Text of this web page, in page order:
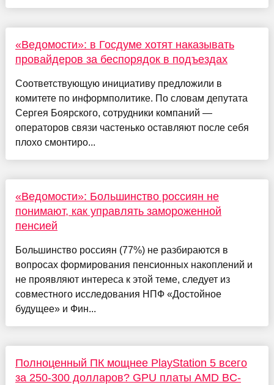
«Ведомости»: в Госдуме хотят наказывать
провайдеров за беспорядок в подъездах
Соответствующую инициативу предложили в
комитете по информполитике. По словам депутата
Сергея Боярского, сотрудники компаний —
операторов связи частенько оставляют после себя
плохо смонтиро...
«Ведомости»: Большинство россиян не
понимают, как управлять замороженной
пенсией
Большинство россиян (77%) не разбираются в
вопросах формирования пенсионных накоплений и
не проявляют интереса к этой теме, следует из
совместного исследования НПФ «Достойное
будущее» и Фин...
Полноценный ПК мощнее PlayStation 5 всего
за 250-300 долларов? GPU платы AMD BC-